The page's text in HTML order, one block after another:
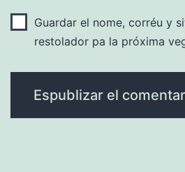
Guardar el nome, corréu y
restolador pa la próxima